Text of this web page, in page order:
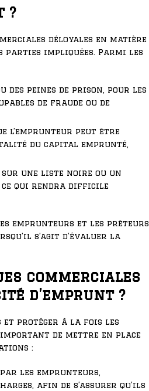
?
déloyales en matière
parties impliquées. Parmi les
des peines de prison, pour les
de fraude ou de
l’emprunteur peut être
du capital emprunté,
une liste noire ou un
ce qui rendra difficile
emprunteurs et les prêteurs
s’agit d’évaluer la
commerciales
d’emprunt ?
et protéger à la fois les
de mettre en place
:
les emprunteurs,
afin de s’assurer qu’ils